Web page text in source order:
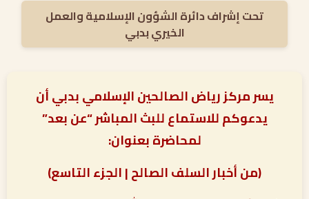
تحت إشراف دائرة الشؤون الإسلامية والعمل
الخيري بدبي
يسر مركز رياض الصالحين الإسلامي بدبي أن
يدعوكم للاستماع للبث المباشر “عن بعد”
لمحاضرة بعنوان:
(من أخبار السلف الصالح | الجزء التاسع)